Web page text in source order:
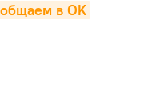
в OK